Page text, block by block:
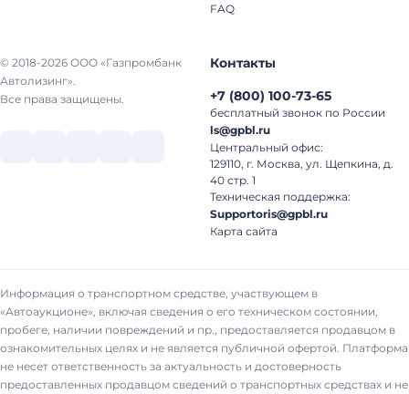
© 2018-2026 ООО «Газпромбанк
Автолизинг».
Все права защищены.
FAQ
Контакты
+7 (800) 100-73-65
бесплатный звонок по России
ls@gpbl.ru
Центральный офис:
129110, г. Москва, ул. Щепкина, д.
40 стр. 1
Техническая поддержка:
Supportoris@gpbl.ru
Карта сайта
Информация о транспортном средстве, участвующем в
«Автоаукционе», включая сведения о его техническом состоянии,
пробеге, наличии повреждений и пр., предоставляется продавцом в
ознакомительных целях и не является публичной офертой. Платформа
не несет ответственность за актуальность и достоверность
предоставленных продавцом сведений о транспортных средствах и не